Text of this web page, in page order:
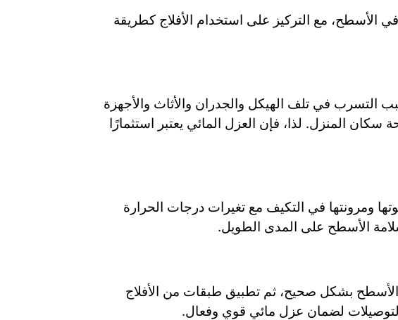
الأسطح، مع التركيز على استخدام الأفلاج كطريقة
في تلف الهيكل والجدران والأثاث والأجهزة
سكان المنزل. لذا، فإن العزل المائي يعتبر استثمارًا
ومرونتها في التكيف مع تغيرات درجات الحرارة
الأسطح على المدى الطويل.
الأسطح بشكل صحيح، ثم تطبيق طبقات من الأفلاج
لضمان عزل مائي قوي وفعال.